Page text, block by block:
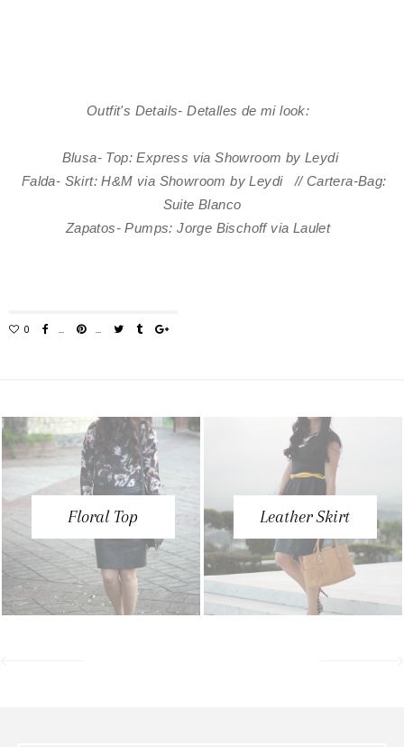
Outfit's Details- Detalles de mi look:
Blusa- Top: Express via Showroom by Leydi
Falda- Skirt: H&M via Showroom by Leydi // Cartera-Bag:
Suite Blanco
Zapatos- Pumps: Jorge Bischoff via Laulet
Floral Top Leather Skirt